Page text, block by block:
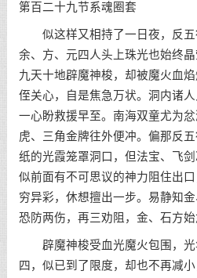
第百二十九节系魂圈套
似这样又相持了一日夜，反五
余、方、元四人头上珠光也始终
九天十地辟魔神梭，却被魔火血
侄关心，自是焦急万状。洞内诸人
一心盼救援早至。南海双童尤为
虎、三角金牌往外便冲。偏那反
纸的光霞笼罩洞口，但法宝、飞
似前面有不可思议的神力阻住出
穷异彩，休想擅出一步。易静知
恐防两伤，再三劝阻，金、石方始
辟魔神梭受血光魔火包围，光
四，似已到了限度，却也不再减